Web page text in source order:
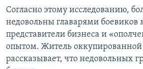
Согласно этому исследованию,
недовольны главарями боевиков
представители бизнеса и
опытом. Житель
рассказывает, что недовольных